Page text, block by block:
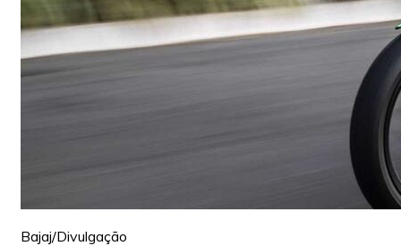
Bajaj/Divulgação